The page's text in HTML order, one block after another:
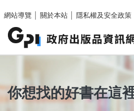
網站導覽
關於本站 隱私權及安全政策
你想找的好書在這